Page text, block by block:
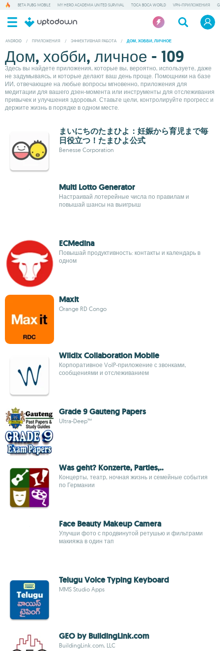
BETA PUBG MOBILE MY HERO ACADEMIA UNITED SURVIVAL TOCA BOCA WORLD VPN-ПРИЛОЖЕНИЯ
ANDROID / ПРИЛОЖЕНИЯ / ЭФФЕКТИВНАЯ РАБОТА / ДОМ, ХОББИ, ЛИЧНОЕ
Дом, хобби, личное - 109
Здесь вы найдете приложения, которые вы, вероятно, используете, даже
не задумываясь, и которые делают ваш день проще. Помощники на базе
ИИ, отвечающие на любые вопросы мгновенно, приложения для
медитации для вашего дзен-момента или инструменты для отслеживания
привычек и улучшения здоровья. Ставьте цели, контролируйте прогресс и
держите жизнь в порядке в одном месте.
まいにちのたまひよ：妊娠から育児まで毎
日役立つ！たまひよ公式
Benesse Corporation
Multi Lotto Generator
Настраивай лотерейные числа по правилам и
повышай шансы на выигрыш
ECMedina
Повышай продуктивность: контакты и календарь в
одном
MaxIt
Orange RD Congo
Wildix Collaboration Mobile
Корпоративное VoIP-приложение с звонками,
сообщениями и отслеживанием
Grade 9 Gauteng Papers
Ultra-Deep™
Was geht? Konzerte, Parties,..
Концерты, театр, ночная жизнь и семейные события
по Германии
Face Beauty Makeup Camera
Улучши фото с продвинутой ретушью и фильтрами
макияжа в один тап
Telugu Voice Typing Keyboard
MMS Studio Apps
GEO by BuildingLink.com
BuildingLink.com, LLC